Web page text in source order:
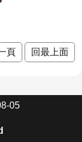
頁 回最上面
05